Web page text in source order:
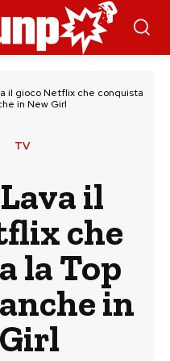
il gioco Netflix che conquista
in New Girl
TV
il
che
la Top
in